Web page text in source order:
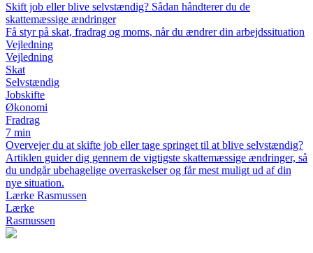
Skift job eller blive selvstændig? Sådan håndterer du de
skattemæssige ændringer
Få styr på skat, fradrag og moms, når du ændrer din arbejdssituation
Vejledning
Vejledning
Skat
Selvstændig
Jobskifte
Økonomi
Fradrag
7 min
Overvejer du at skifte job eller tage springet til at blive selvstændig?
Artiklen guider dig gennem de vigtigste skattemæssige ændringer, så
du undgår ubehagelige overraskelser og får mest muligt ud af din
nye situation.
Lærke Rasmussen
Lærke
Rasmussen